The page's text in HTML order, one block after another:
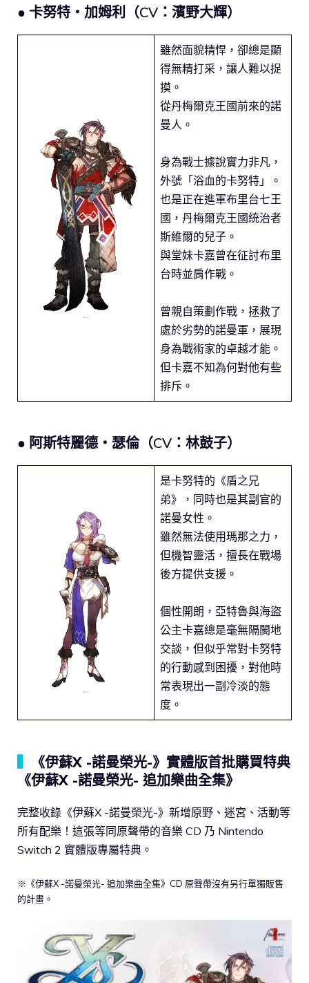
● 卡努特‧加姆利（CV：濱野大輝）
雖然面貌精悍，卻總是顯
得無精打采，讓人難以捉
摸。
從丹梅爾克王國前來的諾
曼人。
身為戰士據說實力非凡，
外號「浴血的卡努特」。
也是正在進軍布里台七王
國，丹梅爾克王國統治者
斯維爾的兒子。
與堂妹卡嘉曾在征討布里
台時並肩作戰。
曾親自策劃作戰，拯救了
處於劣勢的諾曼軍，展現
身為戰術家的卓越才能。
但卡嘉不知為何對他有些
排斥。
● 阿斯特麗德‧瑟倫（CV：林鼓子）
是卡努特的《盾之兄
弟》，同時也是其副官的
諾曼女性。
雖然無法使用瑪那之力，
但機智靈活，擅長在戰場
後方提供支援。
個性開朗，亞特魯與海盜
公主卡嘉總是毫無隔閡地
交談，但似乎常對卡努特
的行動感到困擾，對他時
常表現出一副冷淡的態
度。
《伊蘇X -諾曼榮光-》實體版首批購買特典
《伊蘇X -諾曼榮光- 追加樂曲全集》
完整收錄《伊蘇X -諾曼榮光-》新增原野、迷宮、活動等
所有配樂！這張等同原聲帶的音樂 CD 乃 Nintendo
Switch 2 實體版專屬特典。
※《伊蘇X -諾曼榮光- 追加樂曲全集》CD 原聲帶沒有另行單獨販售
的計畫。